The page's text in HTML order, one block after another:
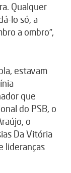
Qualquer
lo só, a
a ombro”,
estavam
que
do PSB, o
o
Da Vitória
lideranças